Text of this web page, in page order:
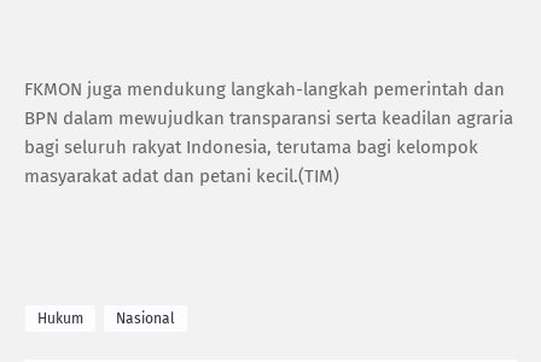
FKMON juga mendukung langkah-langkah pemerintah dan
BPN dalam mewujudkan transparansi serta keadilan agraria
bagi seluruh rakyat Indonesia, terutama bagi kelompok
masyarakat adat dan petani kecil.(TIM)
Hukum Nasional